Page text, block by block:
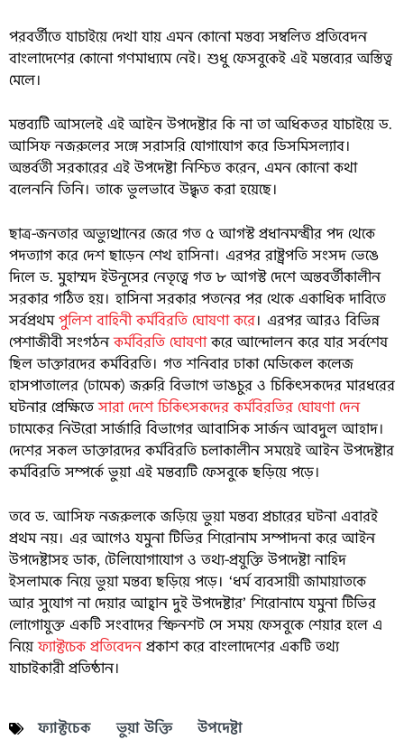
পরবর্তীতে যাচাইয়ে দেখা যায় এমন কোনো মন্তব্য সম্বলিত প্রতিবেদন
বাংলাদেশের কোনো গণমাধ্যমে নেই। শুধু ফেসবুকেই এই মন্তব্যের অস্তিত্ব
মেলে।
মন্তব্যটি আসলেই এই আইন উপদেষ্টার কি না তা অধিকতর যাচাইয়ে ড.
আসিফ নজরুলের সঙ্গে সরাসরি যোগাযোগ করে ডিসমিসল্যাব।
অন্তর্বতী সরকারের এই উপদেষ্টা নিশ্চিত করেন, এমন কোনো কথা
বলেননি তিনি। তাকে ভুলভাবে উদ্ধৃত করা হয়েছে।
ছাত্র-জনতার অভ্যুত্থানের জেরে গত ৫ আগস্ট প্রধানমন্ত্রীর পদ থেকে
পদত্যাগ করে দেশ ছাড়েন শেখ হাসিনা। এরপর রাষ্ট্রপতি সংসদ ভেঙে
দিলে ড. মুহাম্মদ ইউনূসের নেতৃত্বে গত ৮ আগস্ট দেশে অন্তবর্তীকালীন
সরকার গঠিত হয়। হাসিনা সরকার পতনের পর থেকে একাধিক দাবিতে
সর্বপ্রথমপুলিশ বাহিনী কর্মবিরতি ঘোষণা করে। এরপর আরও বিভিন্ন
পেশাজীবী সংগঠনকর্মবিরতি ঘোষণাকরে আন্দোলন করে যার সর্বশেষ
ছিল ডাক্তারদের কর্মবিরতি। গত শনিবার ঢাকা মেডিকেল কলেজ
হাসপাতালের (ঢামেক) জরুরি বিভাগে ভাঙচুর ও চিকিৎসকদের মারধরের
ঘটনার প্রেক্ষিতেসারা দেশে চিকিৎসকদের কর্মবিরতির ঘোষণা দেন
ঢামেকের নিউরো সার্জারি বিভাগের আবাসিক সার্জন আবদুল আহাদ।
দেশের সকল ডাক্তারদের কর্মবিরতি চলাকালীন সময়েই আইন উপদেষ্টার
কর্মবিরতি সম্পর্কে ভুয়া এই মন্তব্যটি ফেসবুকে ছড়িয়ে পড়ে।
তবে ড. আসিফ নজরুলকে জড়িয়ে ভুয়া মন্তব্য প্রচারের ঘটনা এবারই
প্রথম নয়। এর আগেও যমুনা টিভির শিরোনাম সম্পাদনা করে আইন
উপদেষ্টাসহ ডাক, টেলিযোগাযোগ ও তথ্য-প্রযুক্তি উপদেষ্টা নাহিদ
ইসলামকে নিয়ে ভুয়া মন্তব্য ছড়িয়ে পড়ে। ‘ধর্ম ব্যবসায়ী জামায়াতকে
আর সুযোগ না দেয়ার আহ্বান দুই উপদেষ্টার’ শিরোনামে যমুনা টিভির
লোগোযুক্ত একটি সংবাদের স্ক্রিনশট সে সময় ফেসবুকে শেয়ার হলে এ
নিয়েফ্যাক্টচেক প্রতিবেদনপ্রকাশ করে বাংলাদেশের একটি তথ্য
যাচাইকারী প্রতিষ্ঠান।
ফ্যাক্টচেক ভুয়া উক্তি উপদেষ্টা